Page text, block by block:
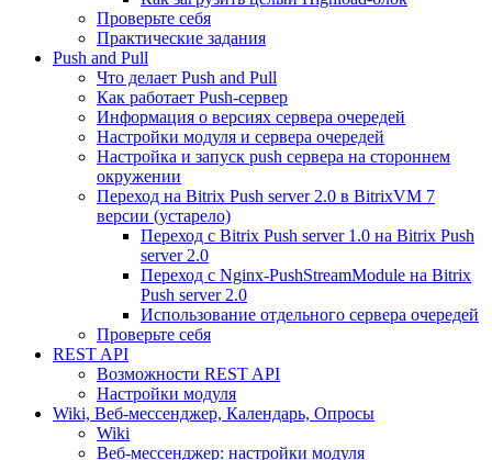
Проверьте себя
Практические задания
Push and Pull
Что делает Push and Pull
Как работает Push-сервер
Информация о версиях сервера очередей
Настройки модуля и сервера очередей
Настройка и запуск push сервера на стороннем
окружении
Переход на Bitrix Push server 2.0 в BitrixVM 7
версии (устарело)
Переход с Bitrix Push server 1.0 на Bitrix Push
server 2.0
Переход с Nginx-PushStreamModule на Bitrix
Push server 2.0
Использование отдельного сервера очередей
Проверьте себя
REST API
Возможности REST API
Настройки модуля
Wiki, Веб-мессенджер, Календарь, Опросы
Wiki
Веб-мессенджер: настройки модуля